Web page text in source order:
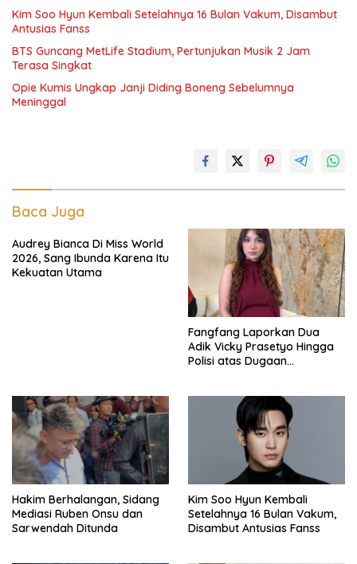
Kim Soo Hyun Kembali Setelahnya 16 Bulan Vakum, Disambut
Antusias Fanss
BTS Guncang MetLife Stadium, Pertunjukan Musik 2 Jam
Terasa Singkat
Opie Kumis Ungkap Janji Diding Boneng Sebelumnya
Meninggal
Baca Juga
Audrey Bianca Di Miss World
2026, Sang Ibunda Karena Itu
Kekuatan Utama
Fangfang Laporkan Dua
Adik Vicky Prasetyo Hingga
Polisi atas Dugaan
Hakim Berhalangan, Sidang
Mediasi Ruben Onsu dan
Sarwendah Ditunda
Kim Soo Hyun Kembali
Setelahnya 16 Bulan Vakum,
Disambut Antusias Fanss